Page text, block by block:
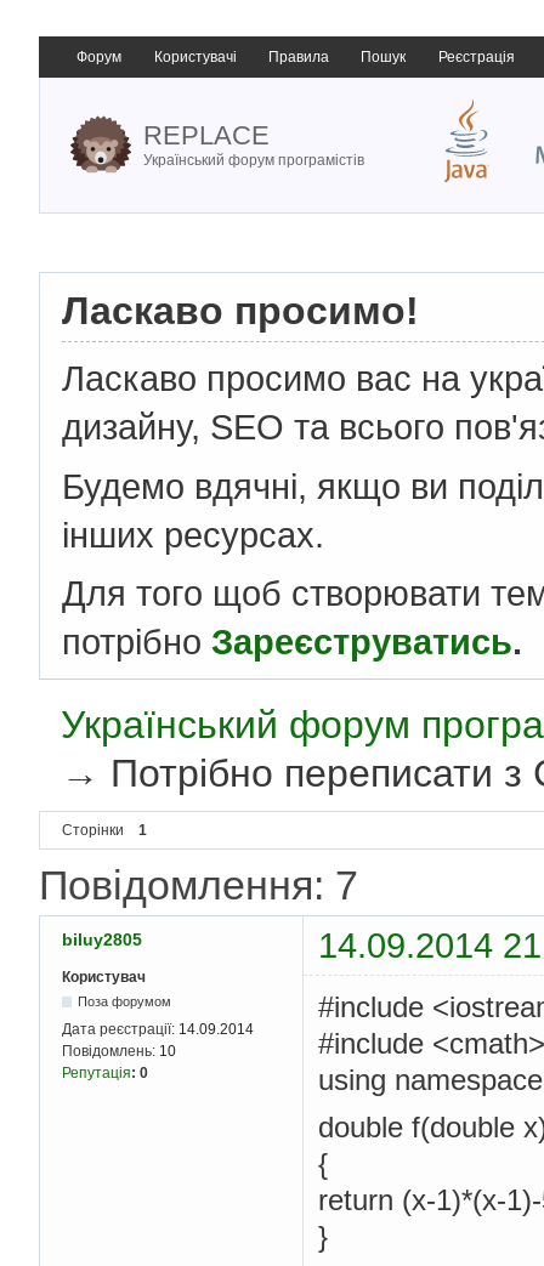
Форум Користувачі Правила Пошук Реєстрація
REPLACE
Український форум програмістів
Ласкаво просимо!
Ласкаво просимо вас на
дизайну, SEO та всього
Будемо вдячні, якщо ви
інших ресурсах.
Для того щоб створювати
потрібно Зареєструватись.
Український форум
→ Потрібно переписати з
Сторінки 1
Повідомлення: 7
biluy2805 14.09.2014
Користувач
Поза форумом
Дата реєстрації: 14.09.2014
Повідомлень: 10
Репутація: 0
#include
#include <cmath>
using
double f(double
{
return (x-1)*(x-
}